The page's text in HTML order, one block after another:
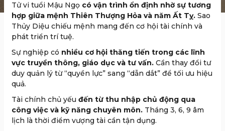
Tử vi tuổi Mậu Ngọ có vận trình ổn định nhờ sự tương
hợp giữa mệnh Thiên Thượng Hỏa và năm Ất Tỵ. Sao
Thủy Diệu chiếu mệnh mang đến cơ hội tài chính và
phát triển trí tuệ.
Sự nghiệp có nhiều cơ hội thăng tiến trong các lĩnh
vực truyền thông, giáo dục và tư vấn. Cần thay đổi tư
duy quản lý từ “quyền lực” sang “dẫn dắt” để tối ưu hiệu
quả.
Tài chính chủ yếu đến từ thu nhập chủ động qua
công việc và kỹ năng chuyên môn. Tháng 3, 6, 9 âm
lịch là thời điểm vượng tài cần tận dụng.